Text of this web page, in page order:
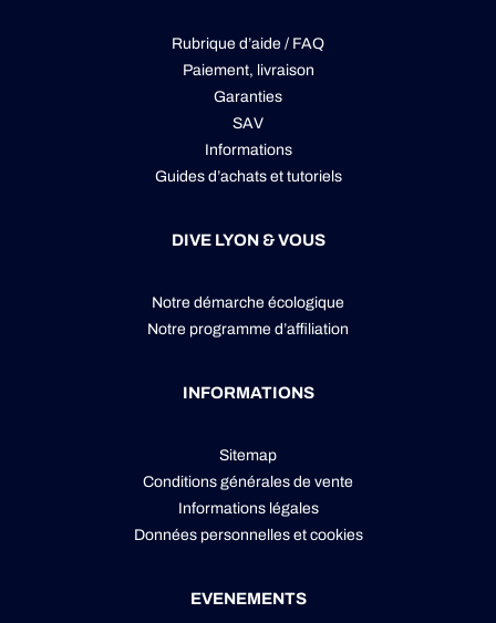
Rubrique d’aide / FAQ
Paiement, livraison
Garanties
SAV
Informations
Guides d’achats et tutoriels
DIVE LYON & VOUS
Notre démarche écologique
Notre programme d’affiliation
INFORMATIONS
Sitemap
Conditions générales de vente
Informations légales
Données personnelleset cookies
EVENEMENTS